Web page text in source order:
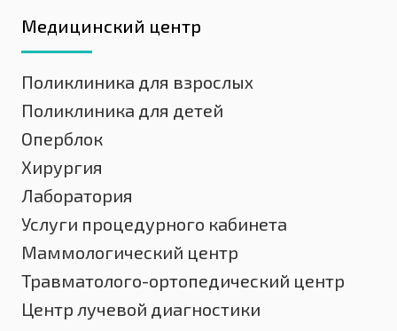
Медицинский центр
Поликлиника для взрослых
Поликлиника для детей
Оперблок
Хирургия
Лаборатория
Услуги процедурного кабинета
Маммологический центр
Травматолого-ортопедический центр
Центр лучевой диагностики